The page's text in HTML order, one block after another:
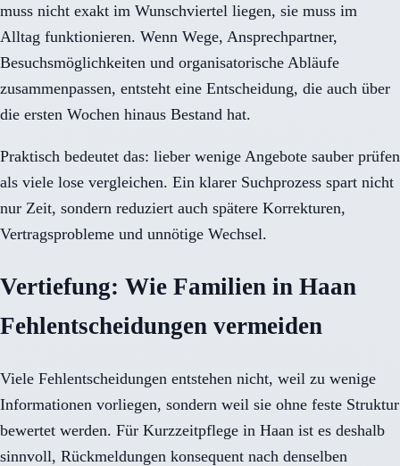
muss nicht exakt im Wunschviertel liegen, sie muss im
Alltag funktionieren. Wenn Wege, Ansprechpartner,
Besuchsmöglichkeiten und organisatorische Abläufe
zusammenpassen, entsteht eine Entscheidung, die auch über
die ersten Wochen hinaus Bestand hat.
Praktisch bedeutet das: lieber wenige Angebote sauber prüfen
als viele lose vergleichen. Ein klarer Suchprozess spart nicht
nur Zeit, sondern reduziert auch spätere Korrekturen,
Vertragsprobleme und unnötige Wechsel.
Vertiefung: Wie Familien in Haan
Fehlentscheidungen vermeiden
Viele Fehlentscheidungen entstehen nicht, weil zu wenige
Informationen vorliegen, sondern weil sie ohne feste Struktur
bewertet werden. Für Kurzzeitpflege in Haan ist es deshalb
sinnvoll, Rückmeldungen konsequent nach denselben